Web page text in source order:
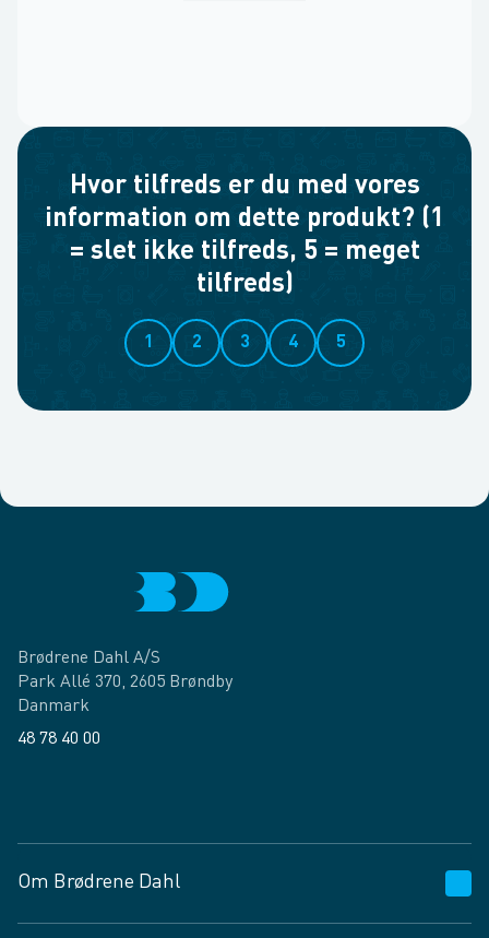
Hvor tilfreds er du med vores
information om dette produkt? (1
= slet ikke tilfreds, 5 = meget
tilfreds)
1 2 3 4 5
Brødrene Dahl A/S
Park Allé 370, 2605 Brøndby
Danmark
48 78 40 00
Om Brødrene Dahl